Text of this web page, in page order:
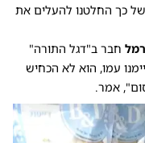
כך החלטנו להעלים את
חבר ב"דגל התורה"
עמו, הוא לא הכחיש
אמר.